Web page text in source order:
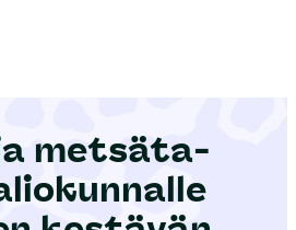
met­sä­ta­